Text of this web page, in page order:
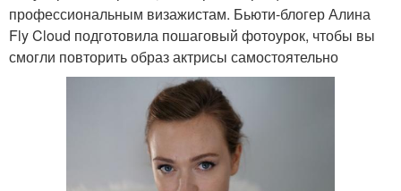
профессиональным визажистам. Бьюти-блогер Алина
Fly Cloud подготовила пошаговый фотоурок, чтобы вы
смогли повторить образ актрисы самостоятельно